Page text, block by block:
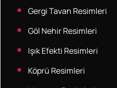
Gergi Tavan Resimleri
Göl Nehir Resimleri
Işık Efekti Resimleri
Köprü Resimleri